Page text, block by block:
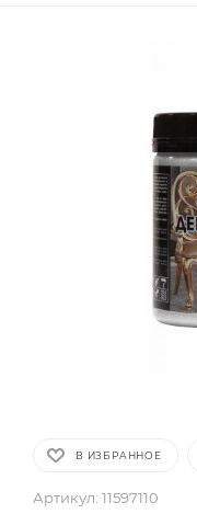
В ИЗБРАННОЕ
Артикул: 11597110